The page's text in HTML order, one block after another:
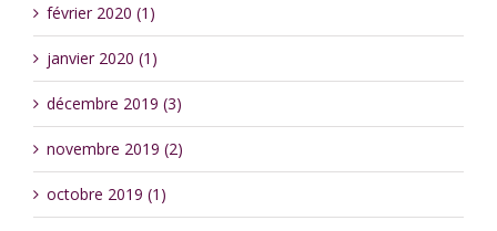
février 2020 (1)
janvier 2020 (1)
décembre 2019 (3)
novembre 2019 (2)
octobre 2019 (1)